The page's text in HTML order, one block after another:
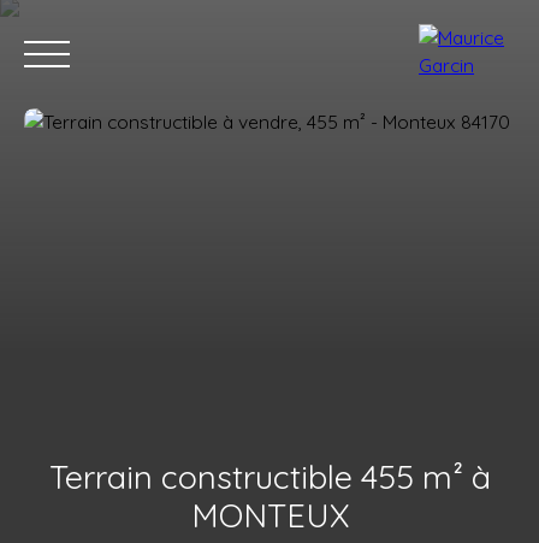
Terrain constructible 455 m² à
MONTEUX